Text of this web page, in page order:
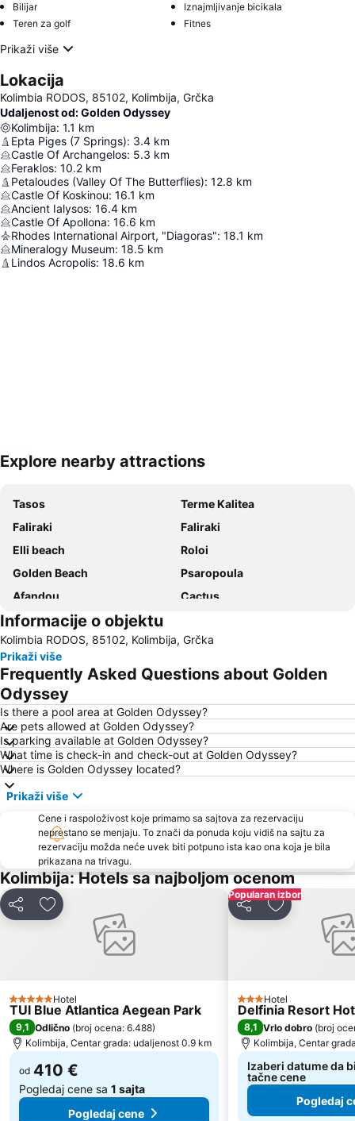
Bilijar
Iznajmljivanje bicikala
Teren za golf
Fitnes
Prikaži više
Lokacija
Kolimbia RODOS, 85102, Kolimbija, Grčka
Udaljenost od: Golden Odyssey
Kolimbija: 1.1 km
Epta Piges (7 Springs): 3.4 km
Castle Of Archangelos: 5.3 km
Feraklos: 10.2 km
Petaloudes (Valley Of The Butterflies): 12.8 km
Castle Of Koskinou: 16.1 km
Ancient Ialysos: 16.4 km
Castle Of Apollona: 16.6 km
Rhodes International Airport, "Diagoras": 18.1 km
Mineralogy Museum: 18.5 km
Lindos Acropolis: 18.6 km
Explore nearby attractions
Tasos
Terme Kalitea
Faliraki
Faliraki
Elli beach
Roloi
Golden Beach
Psaropoula
Afandou
Cactus
Rhodes International Airport
Kon Tiki
Akvarijum u Rodosu
29. 25th March – Greece independence day
26. 28th October - NO anniversary
Informacije o objektu
Kolimbia RODOS, 85102, Kolimbija, Grčka
Prikaži više
Frequently Asked Questions about Golden
Odyssey
Is there a pool area at Golden Odyssey?
Are pets allowed at Golden Odyssey?
Is parking available at Golden Odyssey?
What time is check-in and check-out at Golden Odyssey?
Where is Golden Odyssey located?
Prikaži više
Cene i raspoloživost koje primamo sa sajtova za rezervaciju
neprestano se menjaju. To znači da ponuda koju vidiš na sajtu za
rezervaciju možda neće uvek biti potpuno ista kao ona koja je bila
prikazana na trivagu.
Kolimbija: Hotels sa najboljom ocenom
Deli Dodati u favorite
5 Zvezdice
Hotel
TUI Blue Atlantica Aegean Park
9,1 Odlično (broj ocena: 6.488)
Kolimbija, Centar grada: udaljenost 0.9 km
od 410 €
Pogledaj cene sa 1 sajta
Pogledaj cene
Popularan izbor
Deli Dodati u
3 Zvezdice
Hotel
Delfinia Resort
8,1 Vrlo dobro (broj
Kolimbija, Centar
Izaberi datume da
tačne cene
Pogledaj